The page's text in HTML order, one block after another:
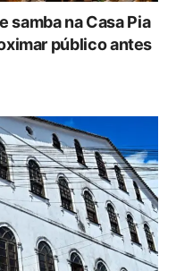
samba na Casa Pia
público antes